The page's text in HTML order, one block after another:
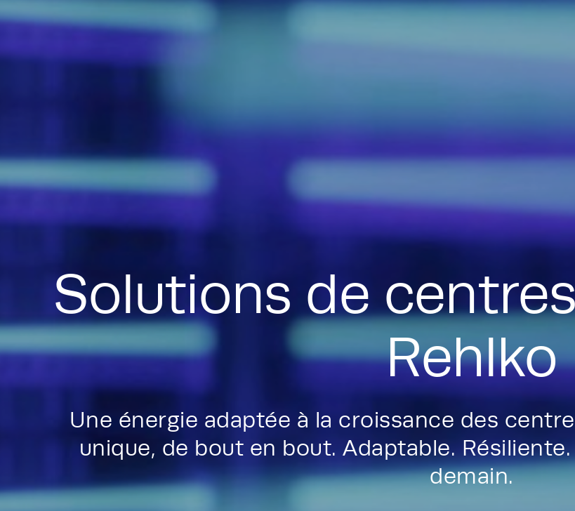
Solutions de
Rehlko
Une énergie adaptée à la croissance des
unique, de bout en bout. Adaptable.
demain.